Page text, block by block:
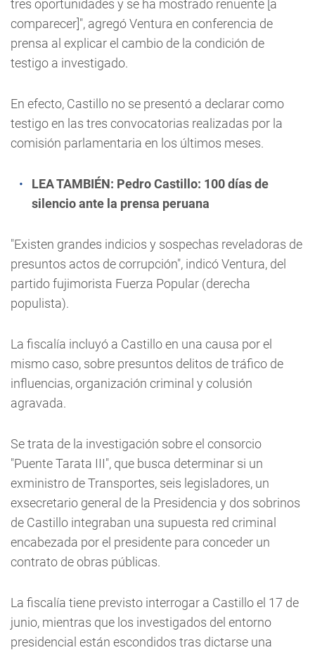
tres oportunidades y se ha mostrado renuente [a
comparecer]", agregó Ventura en conferencia de
prensa al explicar el cambio de la condición de
testigo a investigado.
En efecto, Castillo no se presentó a declarar como
testigo en las tres convocatorias realizadas por la
comisión parlamentaria en los últimos meses.
LEA TAMBIÉN: Pedro Castillo: 100 días de
silencio ante la prensa peruana
"Existen grandes indicios y sospechas reveladoras de
presuntos actos de corrupción", indicó Ventura, del
partido fujimorista Fuerza Popular (derecha
populista).
La fiscalía incluyó a Castillo en una causa por el
mismo caso, sobre presuntos delitos de tráfico de
influencias, organización criminal y colusión
agravada.
Se trata de la investigación sobre el consorcio
"Puente Tarata III", que busca determinar si un
exministro de Transportes, seis legisladores, un
exsecretario general de la Presidencia y dos sobrinos
de Castillo integraban una supuesta red criminal
encabezada por el presidente para conceder un
contrato de obras públicas.
La fiscalía tiene previsto interrogar a Castillo el 17 de
junio, mientras que los investigados del entorno
presidencial están escondidos tras dictarse una